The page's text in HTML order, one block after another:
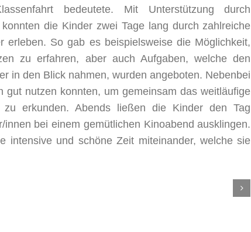
bedeutete. Mit Unterstützung durch
die Kinder zwei Tage lang durch zahlreiche
erleben. So gab es beispielsweise die Möglichkeit,
zu erfahren, aber auch Aufgaben, welche den
in den Blick nahmen, wurden angeboten. Nebenbei
nutzen konnten, um gemeinsam das weitläufige
erkunden. Abends ließen die Kinder den Tag
bei einem gemütlichen Kinoabend ausklingen.
intensive und schöne Zeit miteinander, welche sie